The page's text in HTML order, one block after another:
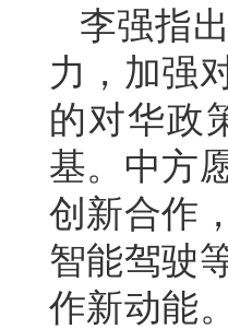
李强指
力，加强
的对华政
基。中方
创新合作
智能驾驶
作新动能